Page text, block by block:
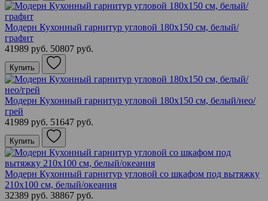
Модерн Кухонный гарнитур угловой 180х150 см, белый/
графит
41989 руб. 50807 руб.
Купить
Модерн Кухонный гарнитур угловой 180х150 см, белый/нео/
грей
41989 руб. 51647 руб.
Купить
Модерн Кухонный гарнитур угловой со шкафом под вытяжку
210х100 см, белый/океания
32389 руб. 38867 руб.